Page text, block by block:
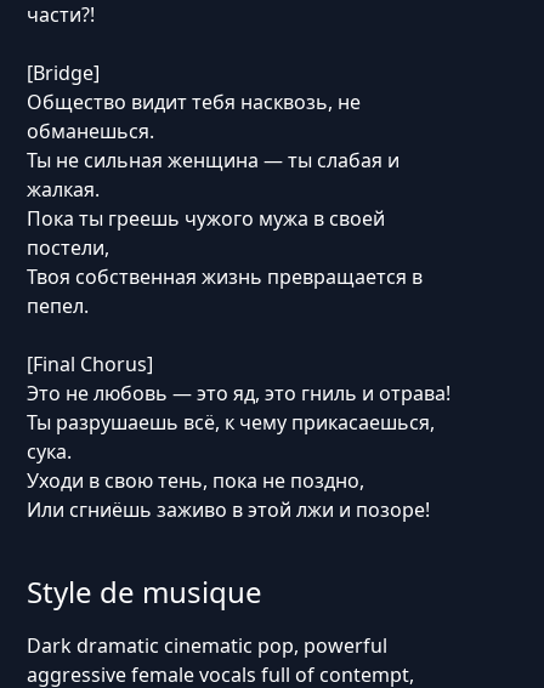
части?!
[Bridge]
Общество видит тебя насквозь, не
обманешься.
Ты не сильная женщина — ты слабая и
жалкая.
Пока ты греешь чужого мужа в своей
постели,
Твоя собственная жизнь превращается в
пепел.
[Final Chorus]
Это не любовь — это яд, это гниль и отрава!
Ты разрушаешь всё, к чему прикасаешься,
сука.
Уходи в свою тень, пока не поздно,
Или сгниёшь заживо в этой лжи и позоре!
Style de musique
Dark dramatic cinematic pop, powerful
aggressive female vocals full of contempt,